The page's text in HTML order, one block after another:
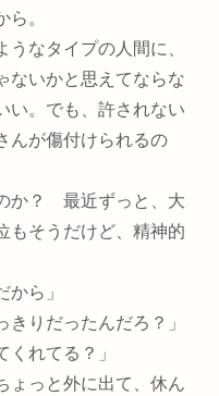
。
なタイプの人間に、
ないかと思えてならな
い。でも、許されない
んが傷付けられるの
か？ 最近ずっと、大
もそうだけど、精神的
ら」
きりだったんだろ？」
くれてる？」
ょっと外に出て、休ん